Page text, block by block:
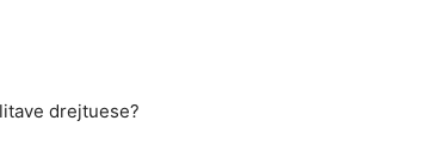
drejtuese?